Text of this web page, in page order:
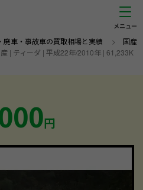
廃車・事故車の買取相場と実績 > 国産
産 | ティーダ | 平成22年/2010年 | 61,233K
円